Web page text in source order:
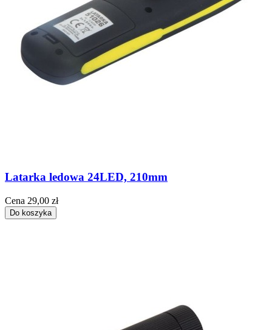
Latarka ledowa 24LED, 210mm
Cena 29,00 zł
Do koszyka